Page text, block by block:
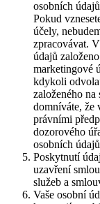
osobních
Pokud
účely,
zpracovávat.
údajů
marketingové
kdykoli
založeného
domníváte, že
právními
dozorového
osobních
Poskytnutí
uzavření
služeb a
Vaše osobní